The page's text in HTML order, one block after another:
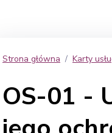
Strona główna Karty
OS-01 -